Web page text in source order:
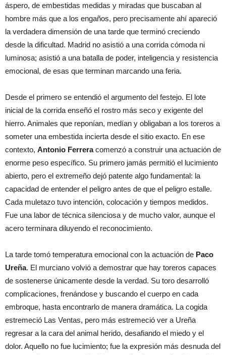
áspero, de embestidas medidas y miradas que buscaban al
hombre más que a los engaños, pero precisamente ahí apareció
la verdadera dimensión de una tarde que terminó creciendo
desde la dificultad. Madrid no asistió a una corrida cómoda ni
luminosa; asistió a una batalla de poder, inteligencia y resistencia
emocional, de esas que terminan marcando una feria.
Desde el primero se entendió el argumento del festejo. El lote
inicial de la corrida enseñó el rostro más seco y exigente del
hierro. Animales que reponían, medían y obligaban a los toreros a
someter una embestida incierta desde el sitio exacto. En ese
contexto, Antonio Ferreracomenzó a construir una actuación de
enorme peso específico. Su primero jamás permitió el lucimiento
abierto, pero el extremeño dejó patente algo fundamental: la
capacidad de entender el peligro antes de que el peligro estalle.
Cada muletazo tuvo intención, colocación y tiempos medidos.
Fue una labor de técnica silenciosa y de mucho valor, aunque el
acero terminara diluyendo el reconocimiento.
La tarde tomó temperatura emocional con la actuación de Paco
Ureña. El murciano volvió a demostrar que hay toreros capaces
de sostenerse únicamente desde la verdad. Su toro desarrolló
complicaciones, frenándose y buscando el cuerpo en cada
embroque, hasta encontrarlo de manera dramática. La cogida
estremeció Las Ventas, pero más estremeció ver a Ureña
regresar a la cara del animal herido, desafiando el miedo y el
dolor. Aquello no fue lucimiento; fue la expresión más desnuda del